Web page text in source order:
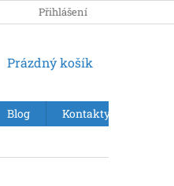
Přihlášení
NÁKUPNÍ
Prázdný košík
Blog Kontakty